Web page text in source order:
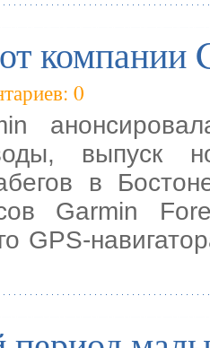
компании
0
выпуск
в
Garmin
GPS-